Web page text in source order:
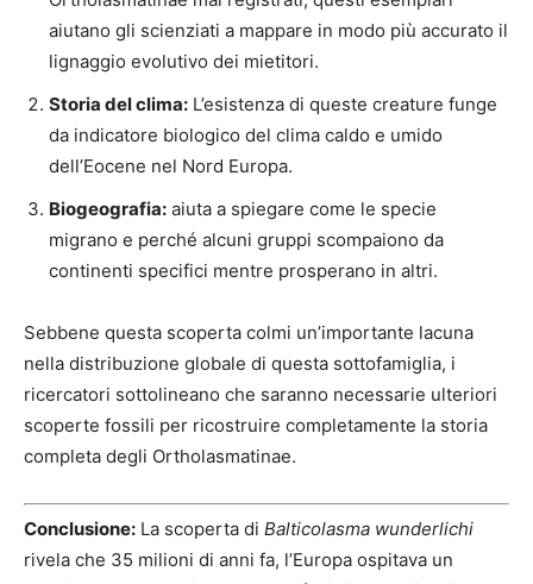
aiutano gli scienziati a mappare in modo più accurato il
lignaggio evolutivo dei mietitori.
Storia del clima: L’esistenza di queste creature funge
da indicatore biologico del clima caldo e umido
dell’Eocene nel Nord Europa.
Biogeografia: aiuta a spiegare come le specie
migrano e perché alcuni gruppi scompaiono da
continenti specifici mentre prosperano in altri.
Sebbene questa scoperta colmi un’importante lacuna
nella distribuzione globale di questa sottofamiglia, i
ricercatori sottolineano che saranno necessarie ulteriori
scoperte fossili per ricostruire completamente la storia
completa degli Ortholasmatinae.
Conclusione: La scoperta di Balticolasma wunderlichi
rivela che 35 milioni di anni fa, l’Europa ospitava un